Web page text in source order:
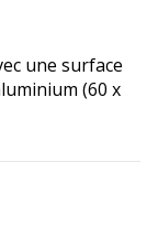
une surface
(60 x